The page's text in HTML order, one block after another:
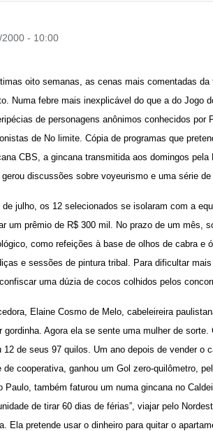
2000 - 10:00
oito semanas, as cenas mais comentadas
Numa febre mais inexplicável do que a do Jogo
de personagens anônimos conhecidos por
de No limite. Cópia de programas que
CBS, a gincana transmitida aos domingos
gerou discussões sobre voyeurismo e uma série
de julho, os 12 selecionados se isolaram com a
um prêmio de R$ 300 mil. No prazo de um mês,
como refeições à base de olhos de cabra e
e sessões de pintura tribal. Para dificultar
uma dúzia de cocos colhidos pelos
Elaine Cosmo de Melo, cabeleireira
gordinha. Agora ela se sente uma mulher de
12 de seus 97 quilos. Um ano depois de vender o
de cooperativa, ganhou um Gol zero-quilômetro,
Paulo, também faturou um numa gincana no
de tirar 60 dias de férias”, viajar pelo
Ela pretende usar o dinheiro para quitar o